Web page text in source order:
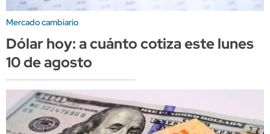
Mercado cambiario
Dólar hoy: a cuánto cotiza este lunes
10 de agosto